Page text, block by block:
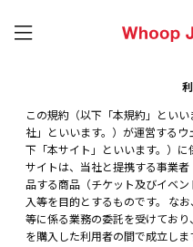
この規約（以下「本規約」とい
社」といいます。）が運営する
下「本サイト」といいます。）
サイトは、当社と提携する事業
品する商品（チケット及びイベ
入等を目的とするものです。 な
等に係る業務の委託を受けてお
を購入した利用者の間で成立しま